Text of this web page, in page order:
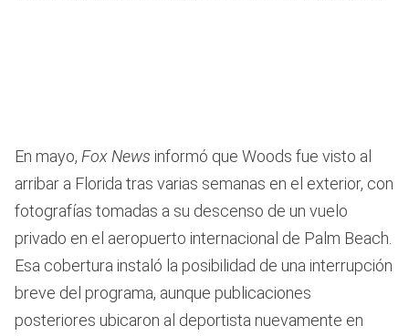
En mayo, Fox News informó que Woods fue visto al
arribar a Florida tras varias semanas en el exterior, con
fotografías tomadas a su descenso de un vuelo
privado en el aeropuerto internacional de Palm Beach.
Esa cobertura instaló la posibilidad de una interrupción
breve del programa, aunque publicaciones
posteriores ubicaron al deportista nuevamente en